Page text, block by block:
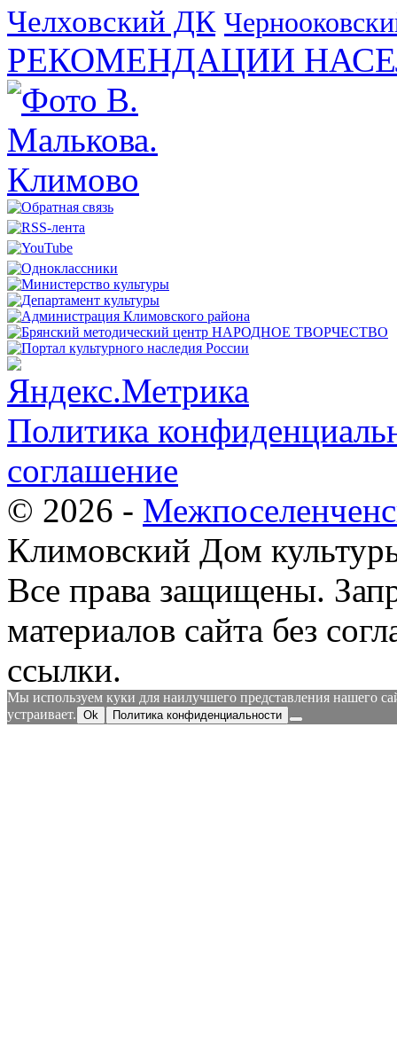
Челховский ДК
РЕКОМЕНДАЦИИ
Политика
соглашение
© 2026 -
Климовский Дом
Все права защищены.
материалов сайта без
ссылки.
Мы используем куки для наилучшего представления нашего
устраивает. Ok Политика конфиденциальности